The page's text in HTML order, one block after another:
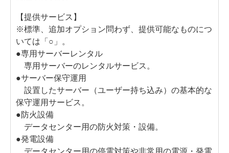
【提供サービス】
※標準、追加オプション問わず、提供可能なものにつ
いては「○」。
●専用サーバーレンタル
専用サーバーのレンタルサービス。
●サーバー保守運用
設置したサーバー（ユーザー持ち込み）の基本的な
保守運用サービス。
●防火設備
データセンター用の防火対策・設備。
●発電設備